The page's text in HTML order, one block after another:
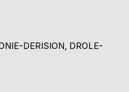
DERISION, DROLE-